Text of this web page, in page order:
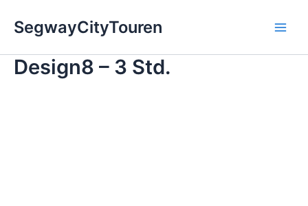
Inhalt
springen
SegwayCityTouren
Design8 – 3 Std.
-
3
Menge